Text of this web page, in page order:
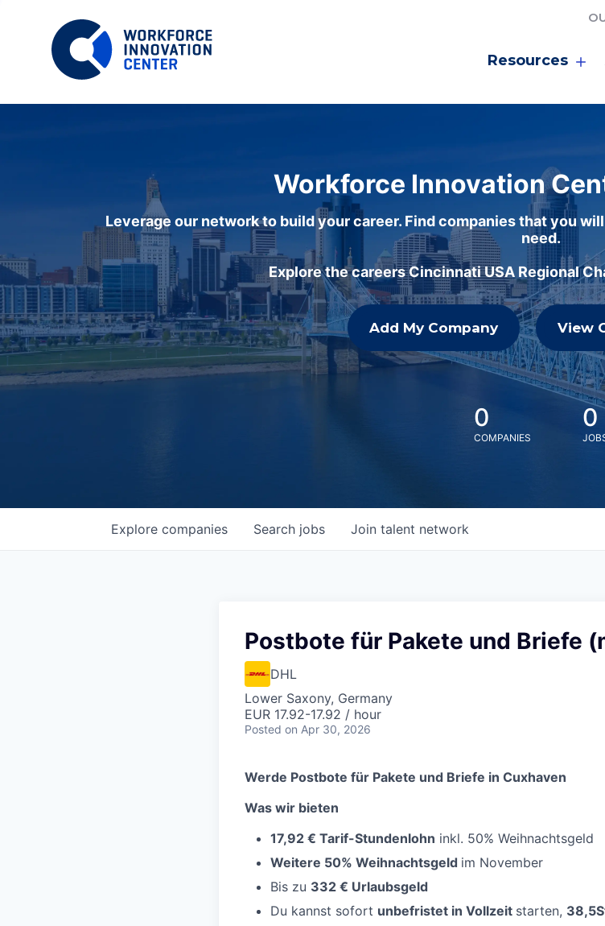
Resources
Workforce Innovation
Leverage our network to build your career. Find companies that you
need.
Explore the careers Cincinnati USA Regional
Add My Company View
0
COMPANIES
0
Search jobs
Explore companies Join talent network
Postbote für Pakete und Briefe
DHL
Lower Saxony, Germany
EUR 17.92-17.92 / hour
Posted on Apr 30, 2026
Werde Postbote für Pakete und Briefe in Cuxhaven
Was wir bieten
17,92 € Tarif-Stundenlohn inkl. 50% Weihnachtsgeld
Weitere 50% Weihnachtsgeld im November
Bis zu 332 € Urlaubsgeld
Du kannst sofort unbefristet in Vollzeit starten,